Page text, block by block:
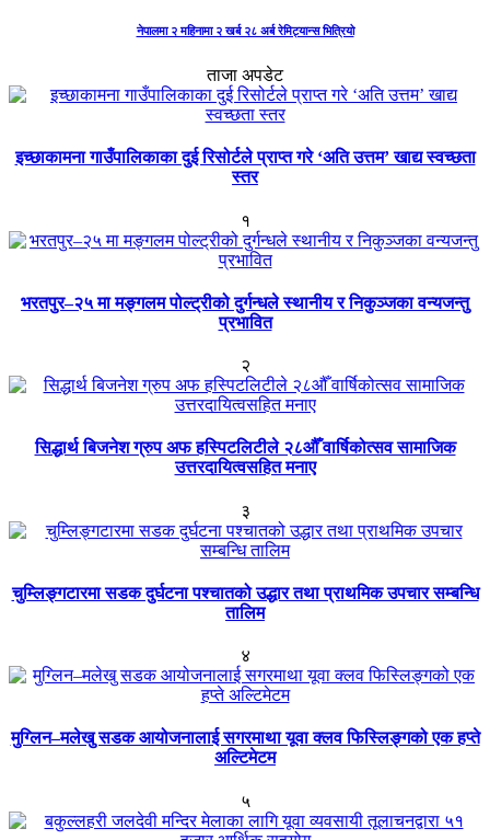
नेपालमा २ महिनामा २ खर्ब २८ अर्ब रेमिट्यान्स भित्रियो
ताजा अपडेट
इच्छाकामना गाउँपालिकाका दुई रिसोर्टले प्राप्त गरे ‘अति उत्तम’ खाद्य स्वच्छता
स्तर
१
भरतपुर–२५ मा मङ्गलम पोल्ट्रीको दुर्गन्धले स्थानीय र निकुञ्जका वन्यजन्तु
प्रभावित
२
सिद्धार्थ बिजनेश ग्रुप अफ हस्पिटलिटीले २८औँ वार्षिकोत्सव सामाजिक
उत्तरदायित्वसहित मनाए
३
चुम्लिङ्गटारमा सडक दुर्घटना पश्चातको उद्धार तथा प्राथमिक उपचार सम्बन्धि
तालिम
४
मुग्लिन–मलेखु सडक आयोजनालाई सगरमाथा यूवा क्लव फिस्लिङ्गको एक हप्ते
अल्टिमेटम
५